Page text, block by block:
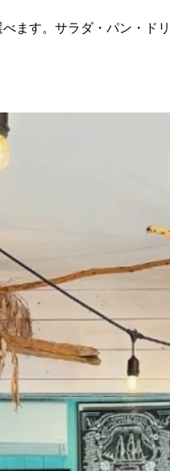
ます。サラダ・パン・ド